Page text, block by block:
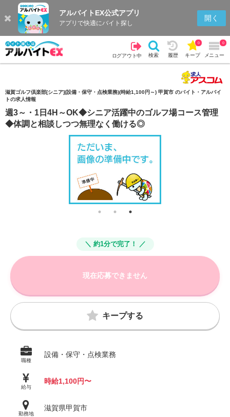
アルバイトEX公式アプリ
アプリで快適にバイト探し
開く
ログアウト中 検索 履歴 キープ
0
メニュー
0
検索 履歴
滋賀ゴルフ倶楽部[シニア](設備・保守・点検業務)(時給1,100円～) 甲賀市 のバイト・アルバイ
トの求人情報
週3～・1日4H～OK◆シニア活躍中のゴルフ場コース管理
◆体調と相談しつつ無理なく働ける◎
＼ 約1分で完了！ ／
現在応募できません
キープする
職種
設備・保守・点検業務
給与
時給1,100円〜
勤務地
滋賀県甲賀市